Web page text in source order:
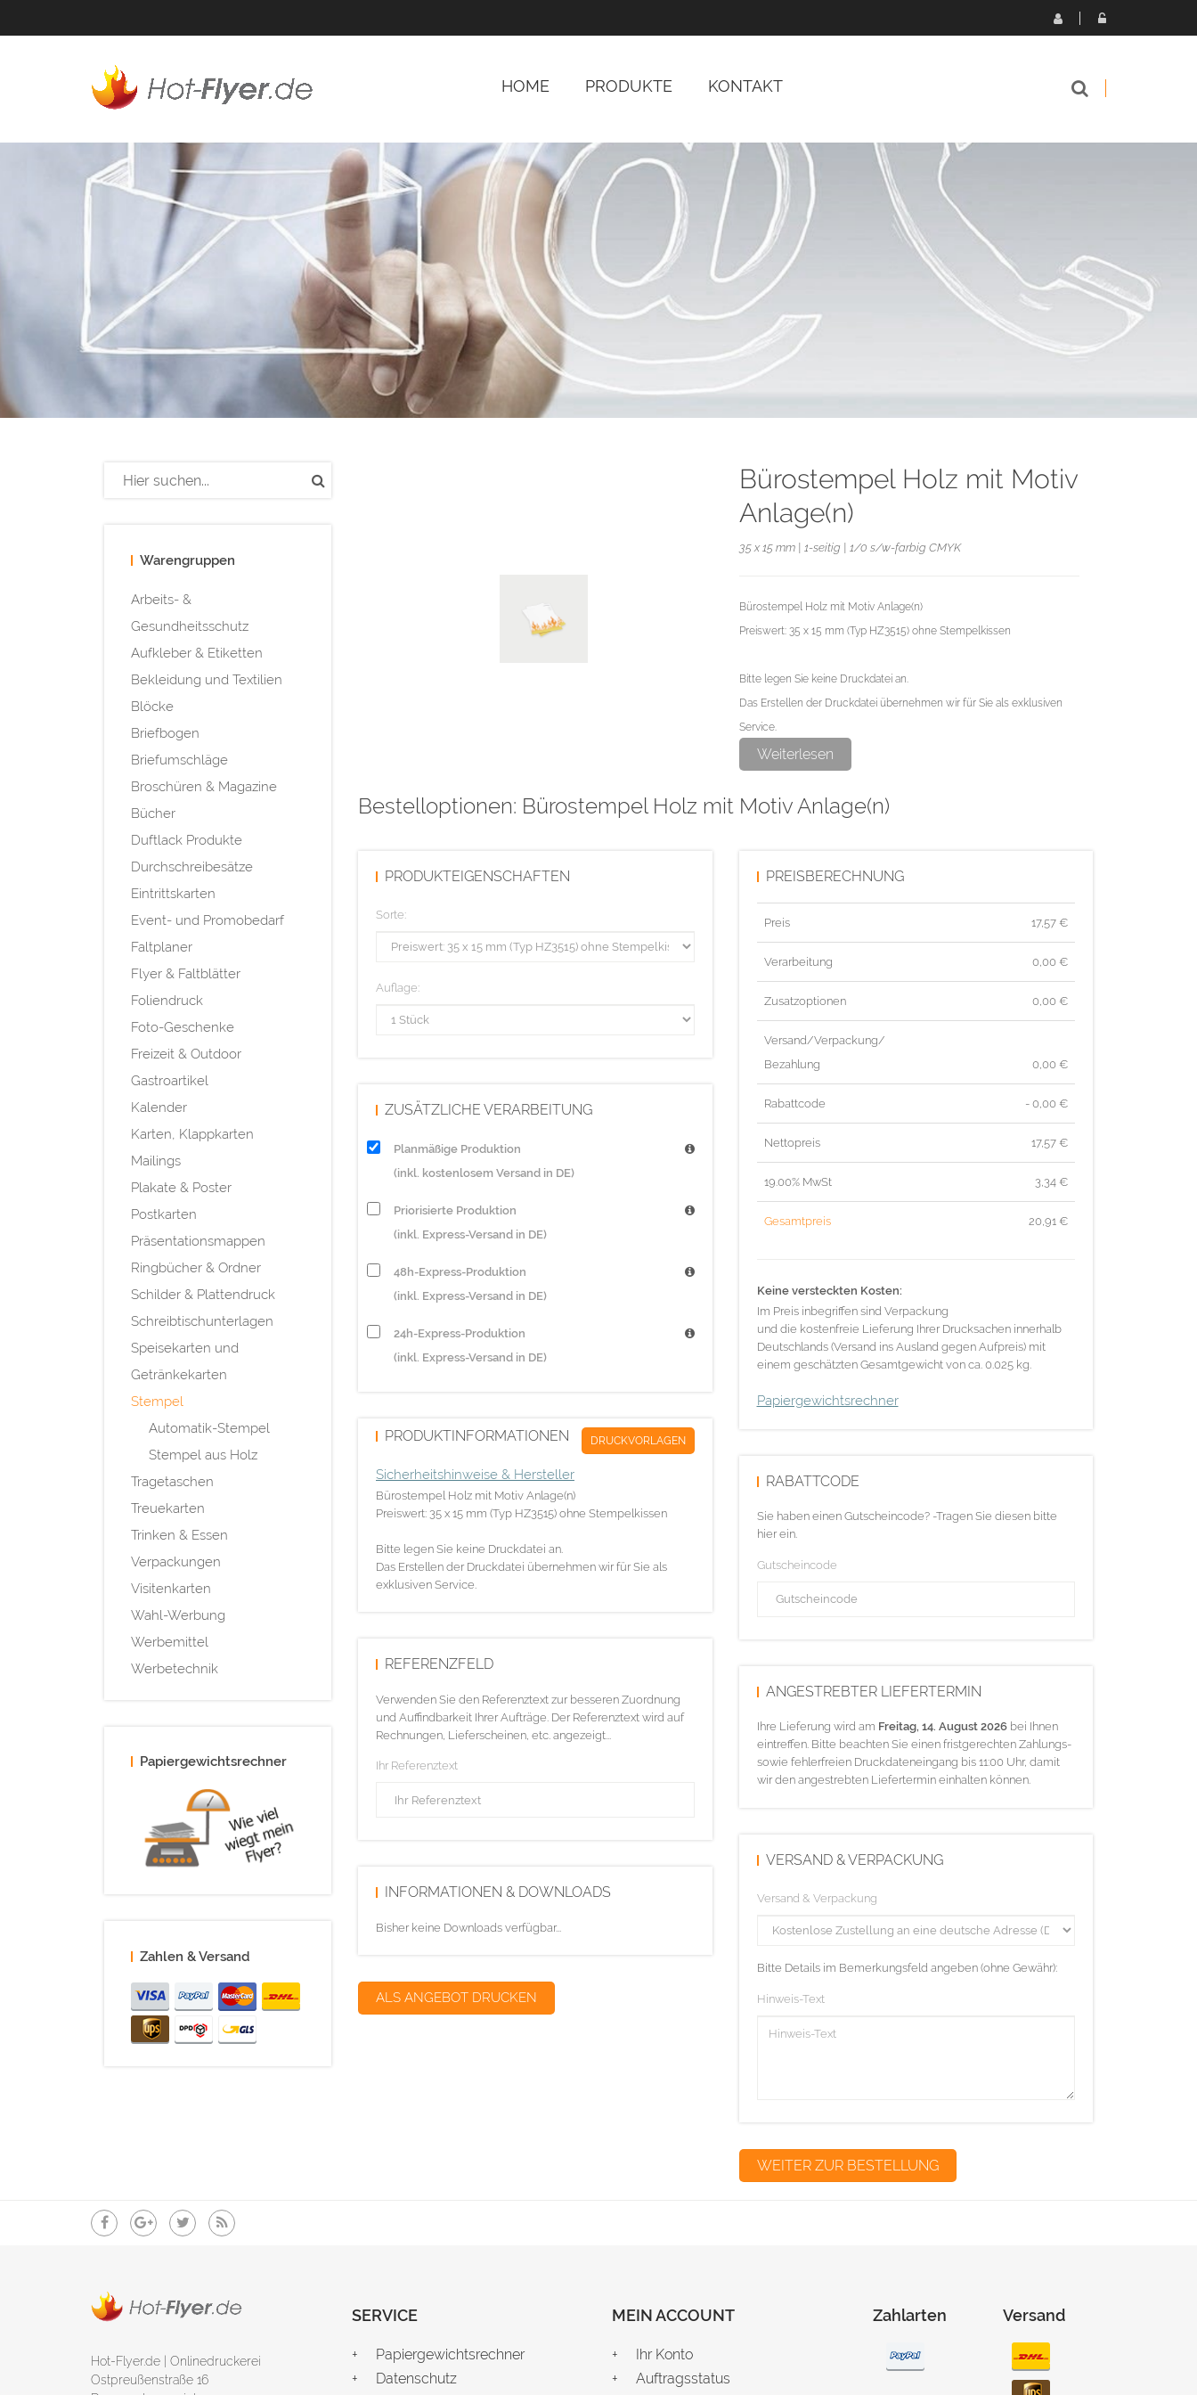
HOME PRODUKTE KONTAKT
Warengruppen
Arbeits- &
Gesundheitsschutz
Aufkleber & Etiketten
Bekleidung und Textilien
Blöcke
Briefbogen
Briefumschläge
Broschüren & Magazine
Bücher
Duftlack Produkte
Durchschreibesätze
Eintrittskarten
Event- und Promobedarf
Faltplaner
Flyer & Faltblätter
Foliendruck
Foto-Geschenke
Freizeit & Outdoor
Gastroartikel
Kalender
Karten, Klappkarten
Mailings
Plakate & Poster
Postkarten
Präsentationsmappen
Ringbücher & Ordner
Schilder & Plattendruck
Schreibtischunterlagen
Speisekarten und
Getränkekarten
Stempel
Automatik-Stempel
Stempel aus Holz
Tragetaschen
Treuekarten
Trinken & Essen
Verpackungen
Visitenkarten
Wahl-Werbung
Werbemittel
Werbetechnik
Papiergewichtsrechner
Zahlen & Versand
Bürostempel Holz mit Motiv
Anlage(n)
35 x 15 mm | 1-seitig | 1/0 s/w-farbig CMYK
Bürostempel Holz mit Motiv Anlage(n)
Preiswert: 35 x 15 mm (Typ HZ3515) ohne Stempelkissen
Bitte legen Sie keine Druckdatei an.
Das Erstellen der Druckdatei übernehmen wir für Sie als exklusiven
Service.
Weiterlesen
Bestelloptionen: Bürostempel Holz mit Motiv Anlage(n)
PRODUKTEIGENSCHAFTEN
Sorte:
Auflage:
ZUSÄTZLICHE VERARBEITUNG
Planmäßige Produktion
(inkl. kostenlosem Versand in DE)
Priorisierte Produktion
(inkl. Express-Versand in DE)
48h-Express-Produktion
(inkl. Express-Versand in DE)
24h-Express-Produktion
(inkl. Express-Versand in DE)
PRODUKTINFORMATIONEN DRUCKVORLAGEN
Sicherheitshinweise & Hersteller
Bürostempel Holz mit Motiv Anlage(n)
Preiswert: 35 x 15 mm (Typ HZ3515) ohne Stempelkissen
Bitte legen Sie keine Druckdatei an.
Das Erstellen der Druckdatei übernehmen wir für Sie als
exklusiven Service.
REFERENZFELD
Verwenden Sie den Referenztext zur besseren Zuordnung
und Auffindbarkeit Ihrer Aufträge. Der Referenztext wird auf
Rechnungen, Lieferscheinen, etc. angezeigt...
Ihr Referenztext
INFORMATIONEN & DOWNLOADS
Bisher keine Downloads verfügbar...
ALS ANGEBOT DRUCKEN
PREISBERECHNUNG
Preis 17,57 €
Verarbeitung 0,00 €
Zusatzoptionen 0,00 €
Versand/Verpackung/
Bezahlung
0,00 €
Rabattcode - 0,00 €
Nettopreis 17,57 €
19.00% MwSt 3,34 €
Gesamtpreis 20,91 €
Keine versteckten Kosten:
Im Preis inbegriffen sind Verpackung
und die kostenfreie Lieferung Ihrer Drucksachen innerhalb
Deutschlands (Versand ins Ausland gegen Aufpreis) mit
einem geschätzten Gesamtgewicht von ca. 0.025 kg.
Papiergewichtsrechner
RABATTCODE
Sie haben einen Gutscheincode? -Tragen Sie diesen bitte
hier ein.
Gutscheincode
ANGESTREBTER LIEFERTERMIN
Ihre Lieferung wird am Freitag, 14. August 2026bei Ihnen
eintreffen. Bitte beachten Sie einen fristgerechten Zahlungs-
sowie fehlerfreien Druckdateneingang bis 11:00 Uhr, damit
wir den angestrebten Liefertermin einhalten können.
VERSAND & VERPACKUNG
Versand & Verpackung
Bitte Details im Bemerkungsfeld angeben (ohne Gewähr):
Hinweis-Text
Hot-Flyer.de | Onlinedruckerei
Ostpreußenstraße 16
SERVICE
Papiergewichtsrechner
Datenschutz
MEIN ACCOUNT
Ihr Konto
Auftragsstatus
Zahlarten Versand